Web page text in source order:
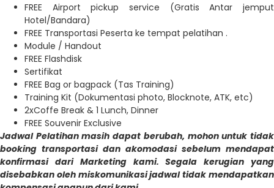
FREE Airport pickup service (Gratis Antar jemput
Hotel/Bandara)
FREE Transportasi Peserta ke tempat pelatihan .
Module / Handout
FREE Flashdisk
Sertifikat
FREE Bag or bagpack (Tas Training)
Training Kit (Dokumentasi photo, Blocknote, ATK, etc)
2xCoffe Break & 1 Lunch, Dinner
FREE Souvenir Exclusive
Jadwal Pelatihan masih dapat berubah, mohon untuk tidak
booking transportasi dan akomodasi sebelum mendapat
konfirmasi dari Marketing kami. Segala kerugian yang
disebabkan oleh miskomunikasi jadwal tidak mendapatkan